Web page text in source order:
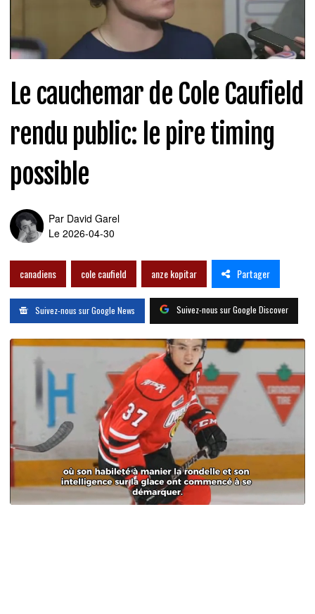
Le cauchemar de Cole Caufield
rendu public: le pire timing
possible
Par David Garel
Le 2026-04-30
canadiens cole caufield anze kopitar Partager
Suivez-nous sur Google News Suivez-nous sur Google Discover